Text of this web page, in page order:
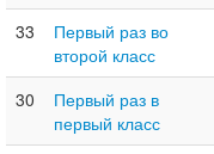
33
Первый раз во
второй класс
30
Первый раз в
первый класс